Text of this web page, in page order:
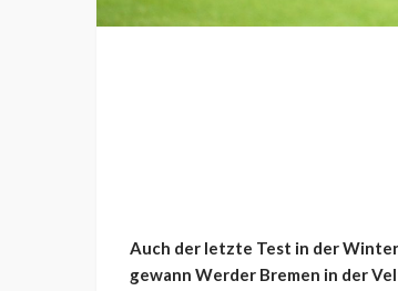
Auch der letzte Test in der
gewann Werder Bremen in der